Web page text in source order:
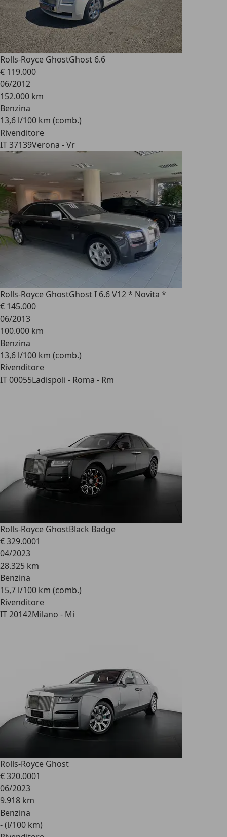
Rolls-Royce GhostGhost 6.6
€ 119.000
06/2012
152.000 km
Benzina
13,6 l/100 km (comb.)
Rivenditore
IT 37139Verona - Vr
Rolls-Royce GhostGhost I 6.6 V12 * Novita *
€ 145.000
06/2013
100.000 km
Benzina
13,6 l/100 km (comb.)
Rivenditore
IT 00055Ladispoli - Roma - Rm
Rolls-Royce GhostBlack Badge
€ 329.0001
04/2023
28.325 km
Benzina
15,7 l/100 km (comb.)
Rivenditore
IT 20142Milano - Mi
Rolls-Royce Ghost
€ 320.0001
06/2023
9.918 km
Benzina
- (l/100 km)